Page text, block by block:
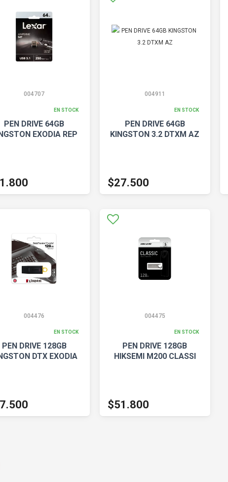
004707
EN STOCK
PEN DRIVE 64GB
EXODIA REP
004911
EN STOCK
PEN DRIVE 64GB
KINGSTON 3.2 DTXM AZ
$27.500
004476
EN STOCK
PEN DRIVE 128GB
DTX EXODIA
004475
EN STOCK
PEN DRIVE 128GB
HIKSEMI M200 CLASSI
$51.800